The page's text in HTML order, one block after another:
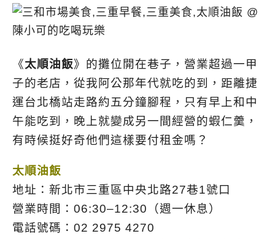
《太順油飯》的攤位開在巷子，營業超過一甲
子的老店，從我阿公那年代就吃的到，距離捷
運台北橋站走路約五分鐘腳程，只有早上和中
午能吃到，晚上就變成另一間經營的蝦仁羹，
有時候挺好奇他們這樣要付租金嗎？
太順油飯
地址：新北市三重區中央北路27巷1號口
營業時間：06:30–12:30（週一休息）
電話號碼：02 2975 4270